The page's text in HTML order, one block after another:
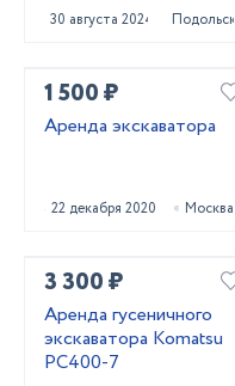
30 августа 2024 Подольск
1 500 ₽
Аренда экскаватора
22 декабря 2020 Москва
3 300 ₽
Аренда гусеничного
экскаватора Komatsu
PC400-7